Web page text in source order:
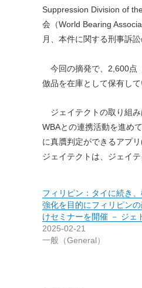
Suppression Division of
会（World Bearing
月、本件に関する刑事訴
今回の摘発で、2,600点
倣品を在庫として保有し
ジェイテクトの取り組み
WBAとの連携活動を進め
に真贋判定ができるアプ
ジェイテクトは、ジェイ
フィリピン：タイに続き
強化を目的にフィリピン
けセミナーを開催 － ジェ
2025-02-21
一般（General）